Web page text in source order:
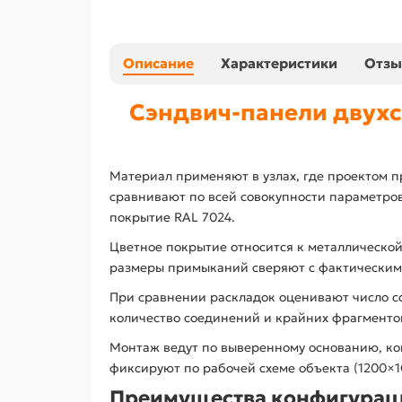
Описание Характеристики
Сэндвич-панели
Материал применяют в узлах, где проектом
сравнивают по всей совокупности
покрытие RAL 7024.
Цветное покрытие относится к
размеры примыканий сверяют с
При сравнении раскладок оценивают число
количество соединений и крайних
Монтаж ведут по выверенному основанию,
фиксируют по рабочей схеме объекта